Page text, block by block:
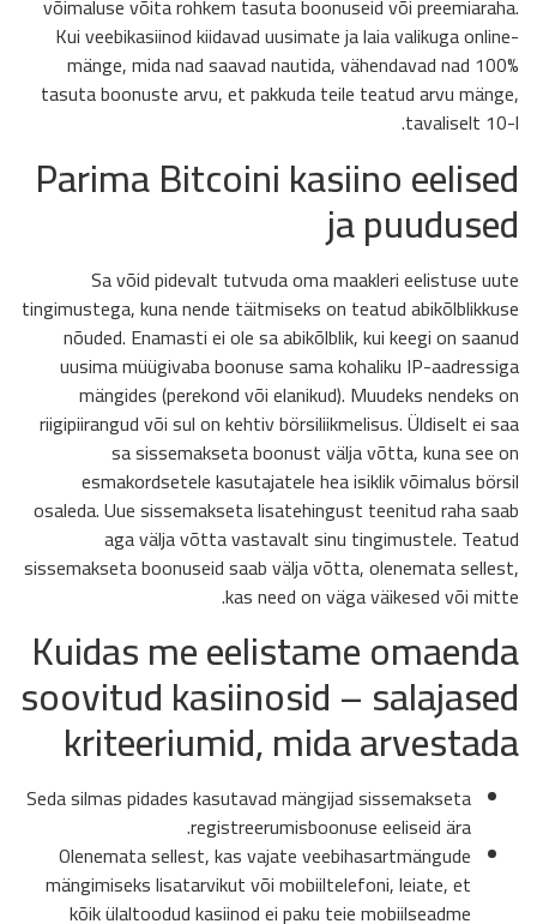
võimaluse võita rohkem tasuta boonuseid või preemiaraha.
Kui veebikasiinod kiidavad uusimate ja laia valikuga online-
mänge, mida nad saavad nautida, vähendavad nad 100%
tasuta boonuste arvu, et pakkuda teile teatud arvu mänge,
tavaliselt 10-l.
Parima Bitcoini kasiino eelised
ja puudused
Sa võid pidevalt tutvuda oma maakleri eelistuse uute
tingimustega, kuna nende täitmiseks on teatud abikõlblikkuse
nõuded. Enamasti ei ole sa abikõlblik, kui keegi on saanud
uusima müügivaba boonuse sama kohaliku IP-aadressiga
mängides (perekond või elanikud). Muudeks nendeks on
riigipiirangud või sul on kehtiv börsiliikmelisus. Üldiselt ei saa
sa sissemakseta boonust välja võtta, kuna see on
esmakordsetele kasutajatele hea isiklik võimalus börsil
osaleda. Uue sissemakseta lisatehingust teenitud raha saab
aga välja võtta vastavalt sinu tingimustele. Teatud
sissemakseta boonuseid saab välja võtta, olenemata sellest,
kas need on väga väikesed või mitte.
Kuidas me eelistame omaenda
soovitud kasiinosid – salajased
kriteeriumid, mida arvestada
Seda silmas pidades kasutavad mängijad sissemakseta
registreerumisboonuse eeliseid ära.
Olenemata sellest, kas vajate veebihasartmängude
mängimiseks lisatarvikut või mobiiltelefoni, leiate, et
kõik ülaltoodud kasiinod ei paku teie mobiilseadme